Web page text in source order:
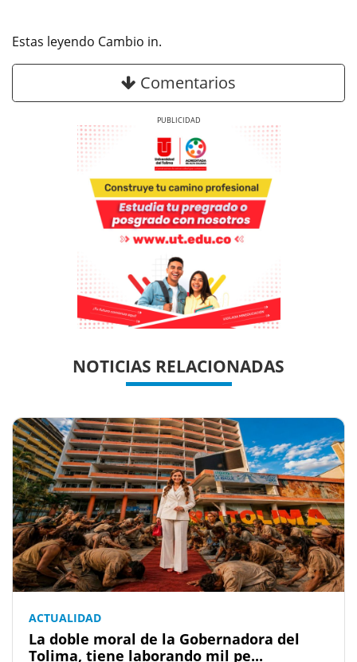
Estas leyendo Cambio in.
Comentarios
NOTICIAS RELACIONADAS
ACTUALIDAD
La doble moral de la Gobernadora del
Tolima, tiene laborando mil pe...